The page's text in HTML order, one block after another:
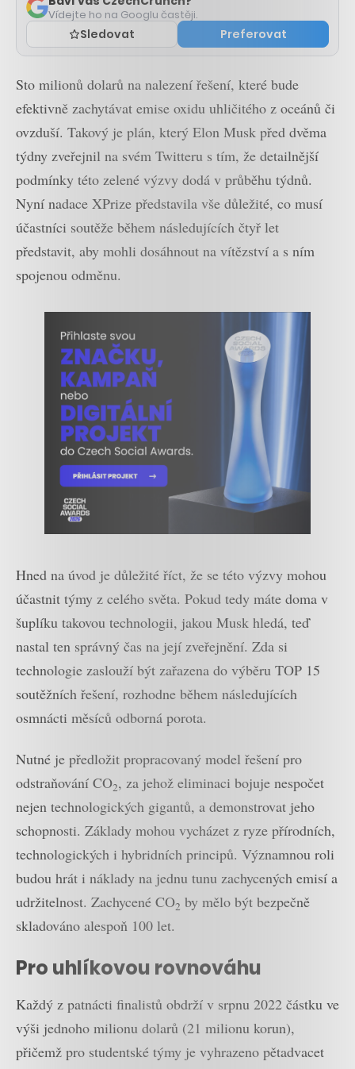
Vídejte ho na Googlu častěji.
Sledovat Preferovat
Sto milionů dolarů na nalezení řešení, které bude
efektivně zachytávat emise oxidu uhličitého z oceánů či
ovzduší. Takový je plán, který Elon Musk před dvěma
týdny zveřejnil na svém Twitteru s tím, že detailnější
podmínky této zelené výzvy dodá v průběhu týdnů.
Nyní nadace XPrize představila vše důležité, co musí
účastníci soutěže během následujících čtyř let
představit, aby mohli dosáhnout na vítězství a s ním
spojenou odměnu.
Hned na úvod je důležité říct, že se této výzvy mohou
účastnit týmy z celého světa. Pokud tedy máte doma v
šuplíku takovou technologii, jakou Musk hledá, teď
nastal ten správný čas na její zveřejnění. Zda si
technologie zaslouží být zařazena do výběru TOP 15
soutěžních řešení, rozhodne během následujících
osmnácti měsíců odborná porota.
Nutné je předložit propracovaný model řešení pro
odstraňování CO2, za jehož eliminaci bojuje nespočet
nejen technologických gigantů, a demonstrovat jeho
schopnosti. Základy mohou vycházet z ryze přírodních,
technologických i hybridních principů. Významnou roli
budou hrát i náklady na jednu tunu zachycených emisí a
udržitelnost. Zachycené CO2 by mělo být bezpečně
skladováno alespoň 100 let.
Pro uhlíkovou rovnováhu
Každý z patnácti finalistů obdrží v srpnu 2022 částku ve
výši jednoho milionu dolarů (21 milionu korun),
přičemž pro studentské týmy je vyhrazeno pětadvacet